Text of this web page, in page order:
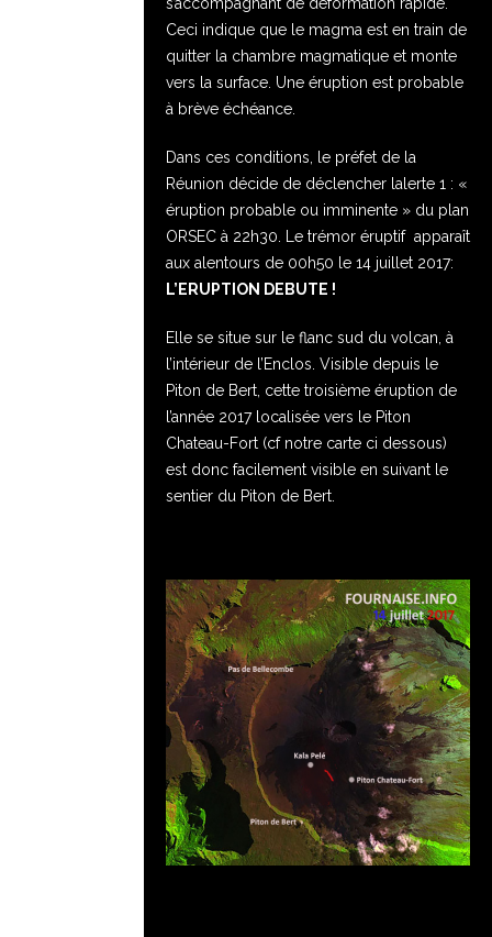
s’accompagnant de déformation rapide.
Ceci indique que le magma est en train de
quitter la chambre magmatique et monte
vers la surface. Une éruption est probable
à brève échéance.
Dans ces conditions, le préfet de la
Réunion décide de déclencher lalerte 1 : «
éruption probable ou imminente » du plan
ORSEC à 22h30. Le trémor éruptif apparaît
aux alentours de 00h50 le 14 juillet 2017:
L’ERUPTION DEBUTE !
Elle se situe sur le flanc sud du volcan, à
l’intérieur de l’Enclos. Visible depuis le
Piton de Bert, cette troisième éruption de
l’année 2017 localisée vers le Piton
Chateau-Fort (cf notre carte ci dessous)
est donc facilement visible en suivant le
sentier du Piton de Bert.